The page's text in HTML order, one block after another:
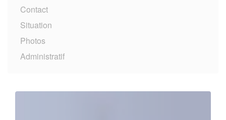
Contact
Situation
Photos
Administratif